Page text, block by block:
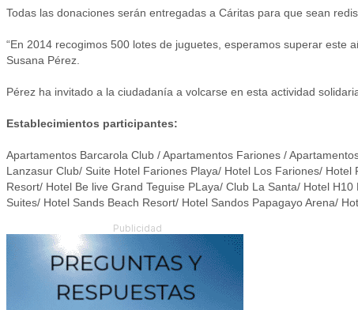
Todas las donaciones serán entregadas a Cáritas para que sean
“En 2014 recogimos 500 lotes de juguetes, esperamos superar
Susana Pérez.
Pérez ha invitado a la ciudadanía a volcarse en esta actividad
Establecimientos participantes:
Apartamentos Barcarola Club / Apartamentos Fariones /
Lanzasur Club/ Suite Hotel Fariones Playa/ Hotel Los Fariones/
Resort/ Hotel Be live Grand Teguise PLaya/ Club La Santa/ Hotel
Suites/ Hotel Sands Beach Resort/ Hotel Sandos Papagayo Arena/
Publicidad